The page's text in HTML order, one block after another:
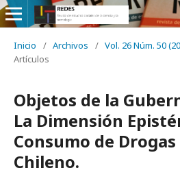
Inicio / Archivos / Vol. 26 Núm. 50
Artículos
Objetos de la
La Dimensión
Consumo de
Chileno.